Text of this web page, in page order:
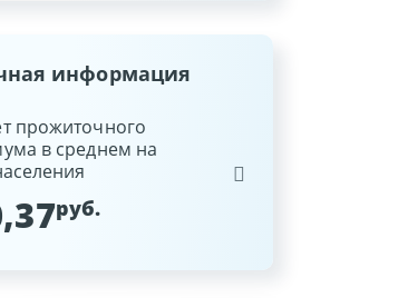
информация
прожиточного
в среднем на
руб.
Республики Беларусь